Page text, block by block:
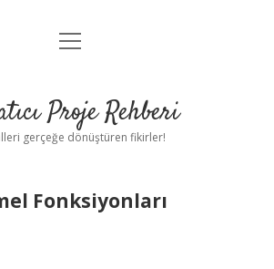
Anasayfa
Yasal Uyarı
menüyü
Proje Rehberi
gerçeğe dönüştüren fikirler!
Fonksiyonları